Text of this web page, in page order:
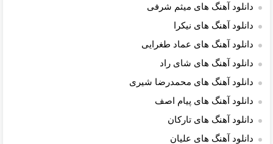
دانلود آهنگ های میثم شرفی
دانلود آهنگ های نیکرا
دانلود آهنگ های عماد طغرایی
دانلود آهنگ های شای راد
دانلود آهنگ های محمدرضا شیری
دانلود آهنگ های پیام اصف
دانلود آهنگ های تارکان
دانلود آهنگ های علیان